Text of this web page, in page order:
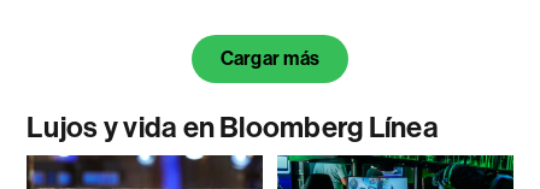
Cargar más
Lujos y vida en Bloomberg Línea